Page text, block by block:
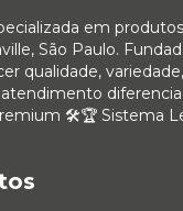
em
São Paulo.
qualidade,
🛠🏆 Sistema